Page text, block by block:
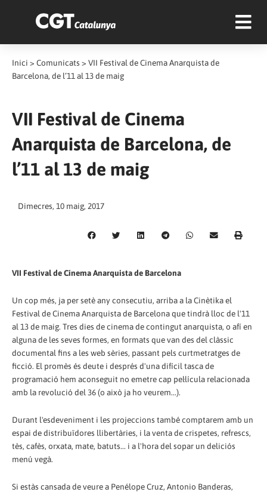
Inici > Comunicats > VII Festival de Cinema Anarquista de
Barcelona, de l’11 al 13 de maig
VII Festival de Cinema
Anarquista de Barcelona, de
l’11 al 13 de maig
Dimecres, 10 maig, 2017
VII Festival de Cinema Anarquista de Barcelona
Un cop més, ja per setè any consecutiu, arriba a la Cinètika el
Festival de Cinema Anarquista de Barcelona que tindrà lloc de l'11
al 13 de maig. Tres dies de cinema de contingut anarquista, o afí en
alguna de les seves formes, en formats que van des del clàssic
documental fins a les web sèries, passant pels curtmetratges de
ficció. El promès és deute i després d'una difícil tasca de
programació hem aconseguit no emetre cap pel·lícula relacionada
amb la revolució del 36 (o això ja ho veurem...).
Durant l'esdeveniment i les projeccions també comptarem amb un
espai de distribuïdores llibertàries, i la venta de crispetes, refrescs,
tès, cafès, orxata, mate, batuts... i a l'hora del sopar un deliciós
menú vegà.
Si estàs cansada de veure a Penélope Cruz, Antonio Banderas,